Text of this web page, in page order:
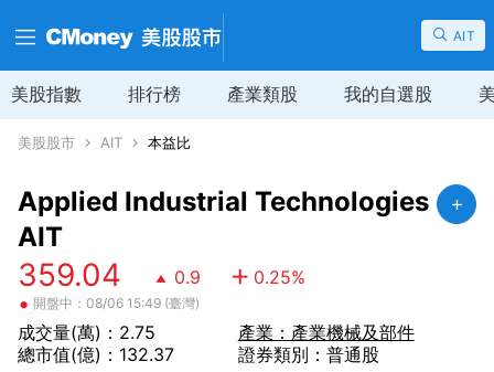
AIT
美股指數 排行榜 產業類股 我的自選股
美股股市 AIT 本益比
Applied Industrial Technologies
AIT
359.04 0.9 0.25%
• 開盤中：08/06 15:49 (臺灣)
成交量(萬)：2.75
總市值(億)：132.37
產業：產業機械及部件
證券類別：普通股